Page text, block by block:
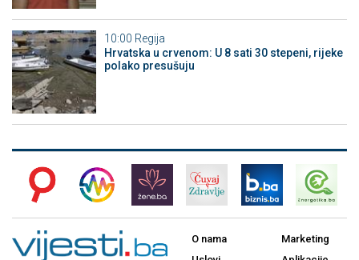
10:00 Regija
Hrvatska u crvenom: U 8 sati 30 stepeni, rijeke
polako presušuju
O nama
Marketing